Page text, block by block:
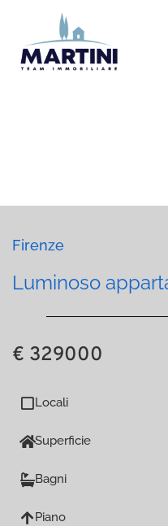
contenuto
Firenze
Luminoso
€ 329000
Locali
Superficie
Bagni
Piano